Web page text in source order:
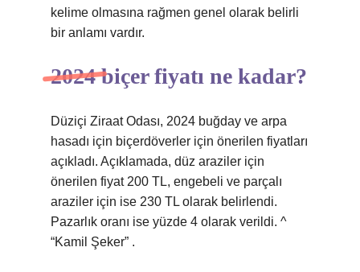
kelime olmasına rağmen genel olarak belirli
bir anlamı vardır.
2024 biçer fiyatı ne kadar?
Düziçi Ziraat Odası, 2024 buğday ve arpa
hasadı için biçerdöverler için önerilen fiyatları
açıkladı. Açıklamada, düz araziler için
önerilen fiyat 200 TL, engebeli ve parçalı
araziler için ise 230 TL olarak belirlendi.
Pazarlık oranı ise yüzde 4 olarak verildi. ^
“Kamil Şeker” .